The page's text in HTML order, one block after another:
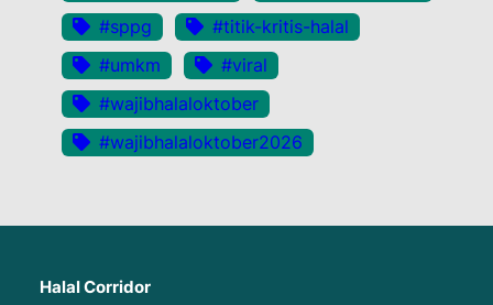
#sppg
#titik-kritis-halal
#umkm
#viral
#wajibhalaloktober
#wajibhalaloktober2026
Halal Corridor